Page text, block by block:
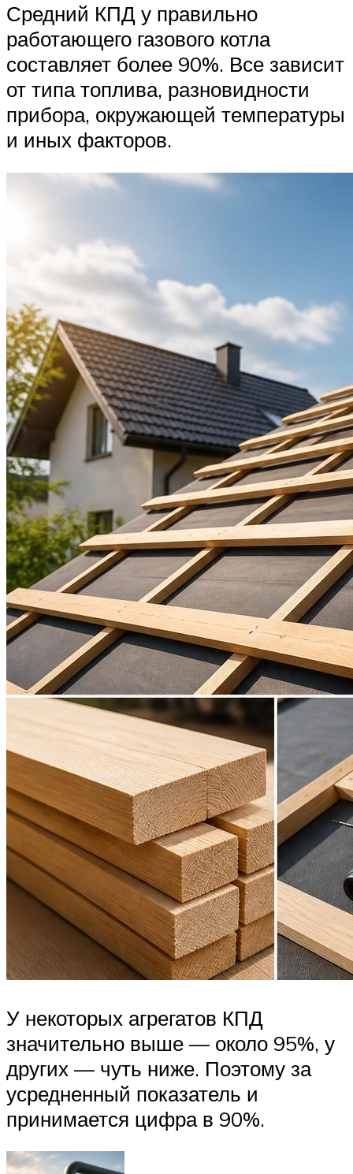
Средний КПД у правильно
работающего газового котла
составляет более 90%. Все зависит
от типа топлива, разновидности
прибора, окружающей температуры
и иных факторов.
У некоторых агрегатов КПД
значительно выше — около 95%, у
других — чуть ниже. Поэтому за
усредненный показатель и
принимается цифра в 90%.